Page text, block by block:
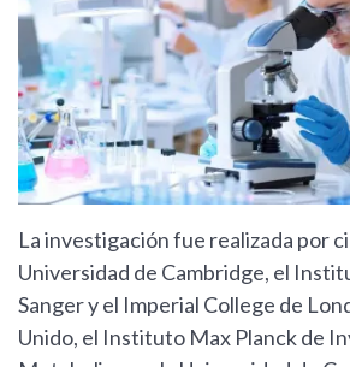
La investigación fue realizada por
Universidad de Cambridge, el
Sanger y el Imperial College de
Unido, el Instituto Max Planck de